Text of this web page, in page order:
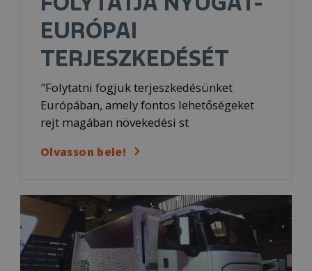
EURÓPAI
TERJESZKEDÉSÉT
"Folytatni fogjuk terjeszkedésünket
Európában, amely fontos lehetőségeket
rejt magában növekedési st
Olvasson bele!